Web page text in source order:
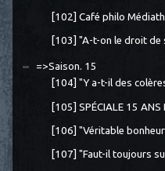
[102] Café philo
[103] "A-t-on le droit de
=>Saison. 15
[104] "Y a-t-il des
[105] SPÉCIALE 15 ANS
[106] "Véritable
[107] "Faut-il toujours